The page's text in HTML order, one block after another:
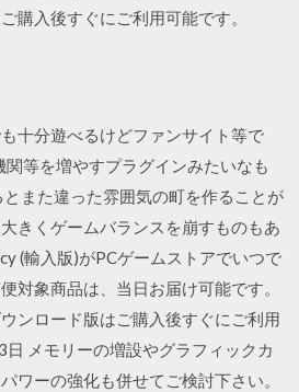
購入後すぐにご利用可能です。
十分遊べるけどファンサイト等で
等を増やすプラグインみたいなも
また違った雰囲気の町を作ることが
きくゲームバランスを崩すものもあ
(輸入版)がPCゲームストアでいつで
対象商品は、当日お届け可能です。
ンロード版はご購入後すぐにご利用
メモリーの増設やグラフィックカ
ワーの強化も併せてご検討下さい。